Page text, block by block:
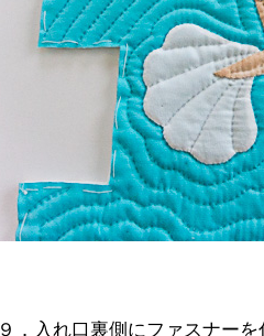
９．入れ口裏側にファスナー